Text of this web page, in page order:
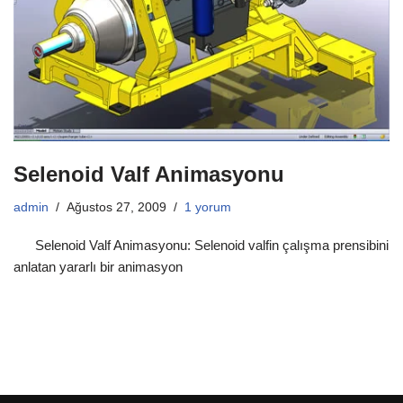
Selenoid Valf Animasyonu
admin Ağustos 27, 2009 1 yorum
Selenoid Valf Animasyonu: Selenoid valfin çalışma prensibini
anlatan yararlı bir animasyon